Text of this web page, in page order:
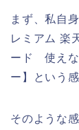
まず、私自
レミアム 楽
ード 使えな
ー】という
そのような